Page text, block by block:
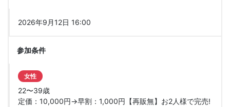
2026年9月12日 16:00
参加条件
女性
22〜39歳
定価：10,000円→早割：1,000円【再販無】お2人様で完売!